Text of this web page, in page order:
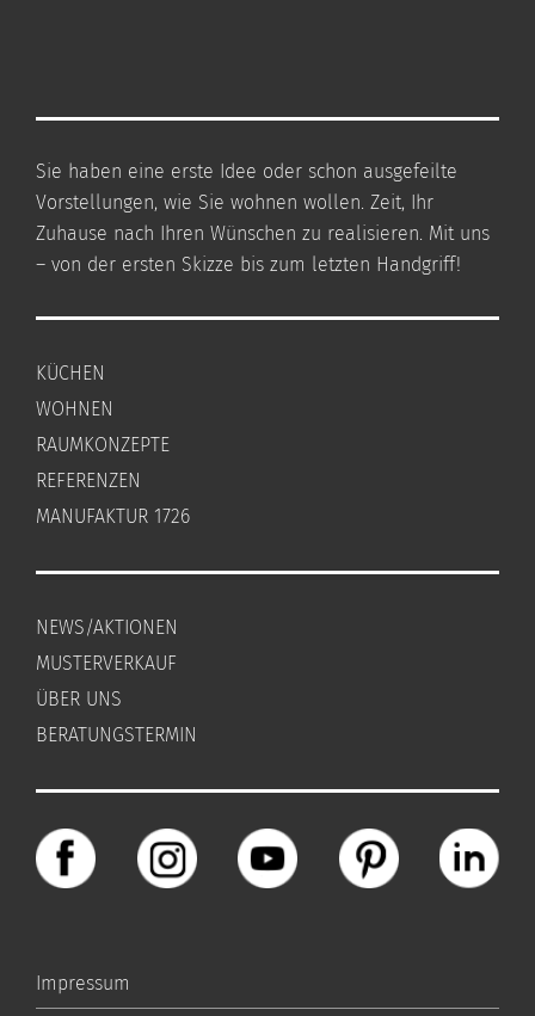
Sie haben eine erste Idee oder schon ausgefeilte
Vorstellungen, wie Sie wohnen wollen. Zeit, Ihr
Zuhause nach Ihren Wünschen zu realisieren. Mit uns
– von der ersten Skizze bis zum letzten Handgriff!
KÜCHEN
WOHNEN
RAUMKONZEPTE
REFERENZEN
MANUFAKTUR 1726
NEWS/AKTIONEN
MUSTERVERKAUF
ÜBER UNS
BERATUNGSTERMIN
Impressum